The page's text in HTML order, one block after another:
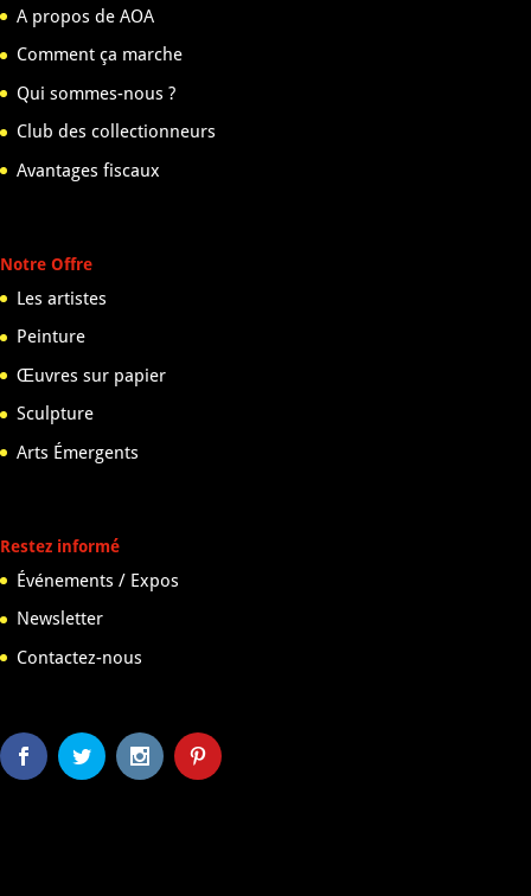
A propos de AOA
Comment ça marche
Qui sommes-nous ?
Club des collectionneurs
Avantages fiscaux
Notre Offre
Les artistes
Peinture
Œuvres sur papier
Sculpture
Arts Émergents
Restez informé
Événements / Expos
Newsletter
Contactez-nous